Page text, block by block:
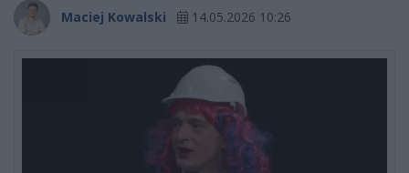
Maciej Kowalski 14.05.2026 10:26